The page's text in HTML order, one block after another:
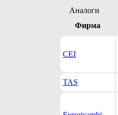
Аналоги
Фирма
CEI
TAS